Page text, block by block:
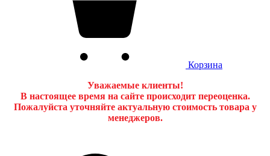
Корзина
Уважаемые клиенты!
В настоящее время на сайте происходит переоценка.
Пожалуйста уточняйте актуальную стоимость товара у
менеджеров.